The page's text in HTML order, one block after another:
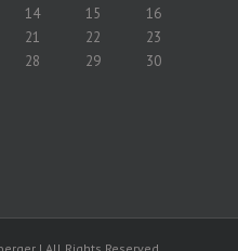
14 15
16
21 22
23
28 29
30